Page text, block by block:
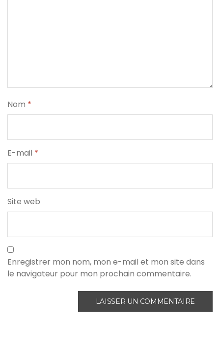
Nom *
E-mail *
Site web
Enregistrer mon nom, mon e-mail et mon site dans
le navigateur pour mon prochain commentaire.